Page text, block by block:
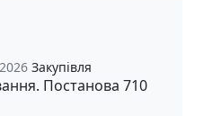
Закупівля
Постанова 710